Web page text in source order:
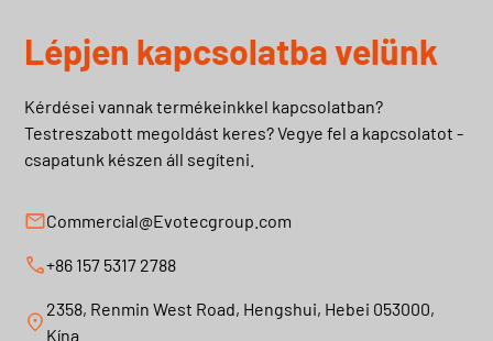
Lépjen kapcsolatba velünk
Kérdései vannak termékeinkkel kapcsolatban?
Testreszabott megoldást keres? Vegye fel a kapcsolatot -
csapatunk készen áll segíteni.
Commercial@Evotecgroup.com
+86 157 5317 2788
2358, Renmin West Road, Hengshui, Hebei 053000,
Kína